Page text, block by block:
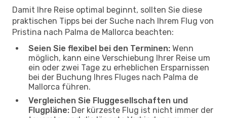
Damit Ihre Reise optimal beginnt, sollten Sie diese
praktischen Tipps bei der Suche nach Ihrem Flug von
Pristina nach Palma de Mallorca beachten:
Seien Sie flexibel bei den Terminen: Wenn
möglich, kann eine Verschiebung Ihrer Reise um
ein oder zwei Tage zu erheblichen Ersparnissen
bei der Buchung Ihres Fluges nach Palma de
Mallorca führen.
Vergleichen Sie Fluggesellschaften und
Flugpläne: Der kürzeste Flug ist nicht immer der